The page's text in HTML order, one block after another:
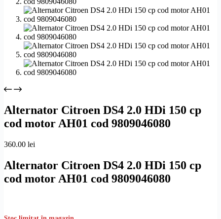
Alternator Citroen DS4 2.0 HDi 150 cp
cod motor AH01 cod 9809046080
360.00 lei
Alternator Citroen DS4 2.0 HDi 150 cp
cod motor AH01 cod 9809046080